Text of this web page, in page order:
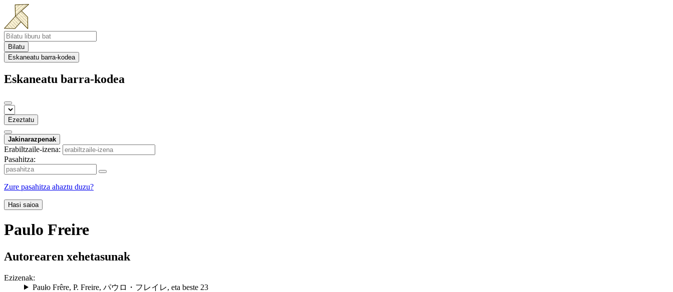
Bilatu
Eskaneatu barra-kodea
Eskaneatu barra-kodea
Ezeztatu
Jakinarazpenak
Erabiltzaile-izena:
Pasahitza:
Zure pasahitza ahaztu duzu?
Hasi saioa
Paulo Freire
Autorearen xehetasunak
Ezizenak:
Pauło Frêre, P. Freire, パウロ・フレイレ, eta beste 23